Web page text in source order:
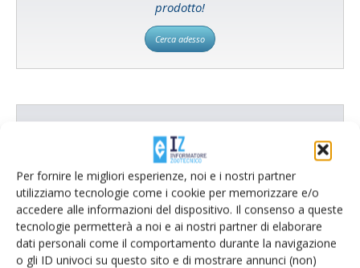
Per fornire le migliori esperienze, noi e i nostri partner
utilizziamo tecnologie come i cookie per memorizzare e/o
accedere alle informazioni del dispositivo. Il consenso a queste
tecnologie permetterà a noi e ai nostri partner di elaborare
dati personali come il comportamento durante la navigazione
o gli ID univoci su questo sito e di mostrare annunci (non)
prodotto!
Cerca adesso
L'Esperto risponde
I consigli di Terra e Vita agli agricoltori
Cerca adesso